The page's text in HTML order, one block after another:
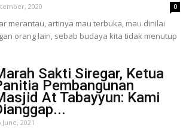
2020 0
merantau, artinya mau terbuka, mau dinilai
orang lain, sebab budaya kita tidak menutup
Sakti Siregar, Ketua
Pembangunan
At Tabayyun: Kami
June, 2021